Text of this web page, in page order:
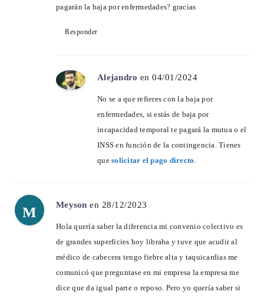
pagarán la baja por enfermedades? gracias
Responder
Alejandro en 04/01/2024
No se a que refieres con la baja por
enfermedades, si estás de baja por
incapacidad temporal te pagará la mutua o el
INSS en función de la contingencia. Tienes
que solicitar el pago directo.
M Meyson en 28/12/2023
Hola quería saber la diferencia mi convenio colectivo es
de grandes superficies hoy libraba y tuve que acudir al
médico de cabecera tengo fiebre alta y taquicardias me
comunicó que preguntase en mi empresa la empresa me
dice que da igual parte o reposo. Pero yo quería saber si